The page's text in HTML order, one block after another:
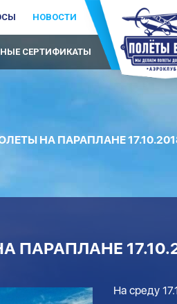
НОВОСТИ
СЕРТИФИКАТЫ
НА ПАРАПЛАНЕ
ПАРАПЛАНЕ
На среду